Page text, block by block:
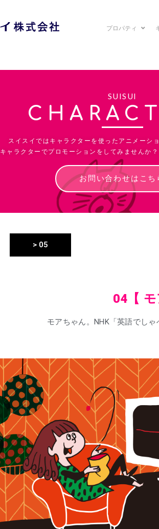
プロパティ
SUISUI
スイスイではキャラクターを使ったアニメーシ
キャラクターでプロモーションをしてみませんか
お問い合わせはこち
> 05
04【 モ
モアちゃん。NHK「英語でし